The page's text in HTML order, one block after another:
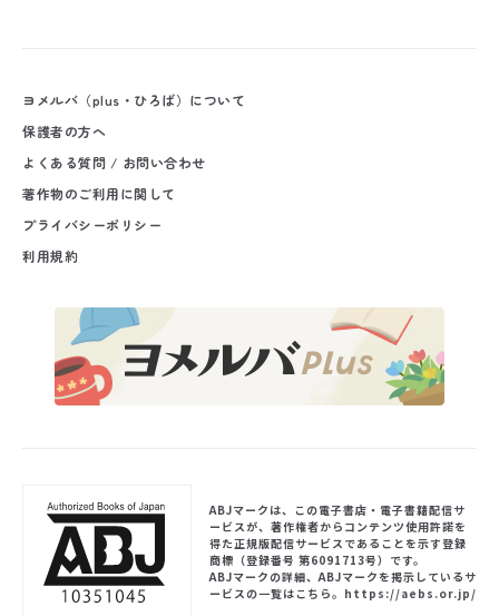
ヨメルバ（plus・ひろば）について
保護者の方へ
よくある質問 / お問い合わせ
著作物のご利用に関して
プライバシーポリシー
利用規約
ABJマークは、この電子書店・電子書籍配信サ
ービスが、著作権者からコンテンツ使用許諾を
得た正規版配信サービスであることを示す登録
商標（登録番号 第6091713号）です。
ABJマークの詳細、ABJマークを掲示しているサ
ービスの一覧はこちら。 https://aebs.or.jp/